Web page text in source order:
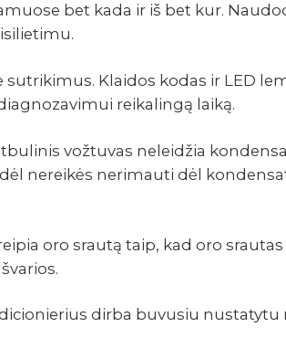
bet kada ir iš bet kur.
Klaidos kodas ir LED
reikalingą laiką.
vožtuvas neleidžia
nereikės nerimauti dėl
oro srautą taip, kad oro
dirba buvusiu nustatytu